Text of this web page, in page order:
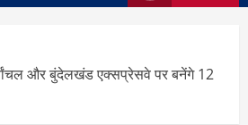
और बुंदेलखंड एक्सप्रेसवे पर बनेंगे 12